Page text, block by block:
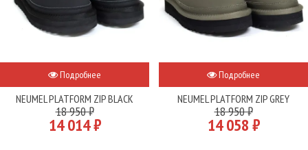
Подробнее
NEUMEL PLATFORM ZIP BLACK
18 950 ₽
14 014 ₽
Подробнее
NEUMEL PLATFORM ZIP GREY
18 950 ₽
14 058 ₽